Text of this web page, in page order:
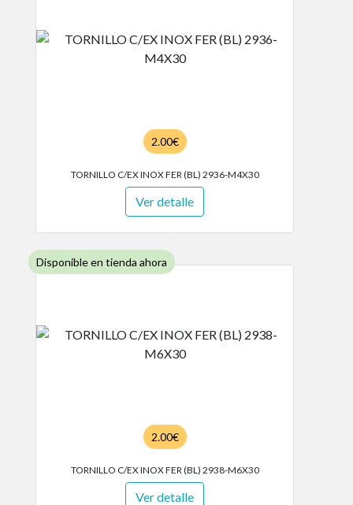
2.00€
TORNILLO C/EX INOX FER (BL) 2936-M4X30
Ver detalle
Disponible en tienda ahora
2.00€
TORNILLO C/EX INOX FER (BL) 2938-M6X30
Ver detalle